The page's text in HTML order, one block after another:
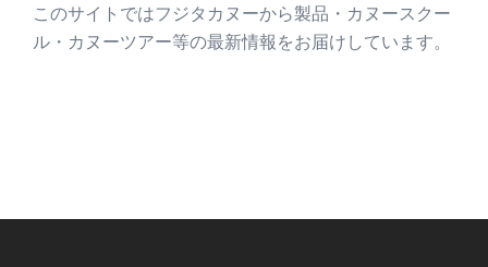
このサイトではフジタカヌーから製品・カヌースクー
ル・カヌーツアー等の最新情報をお届けしています。